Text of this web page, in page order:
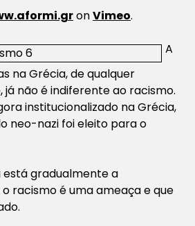
onVimeo.
A
na Grécia, de qualquer
não é indiferente ao racismo.
institucionalizado na Grécia,
neo-nazi foi eleito para o
está gradualmente a
racismo é uma ameaça e que